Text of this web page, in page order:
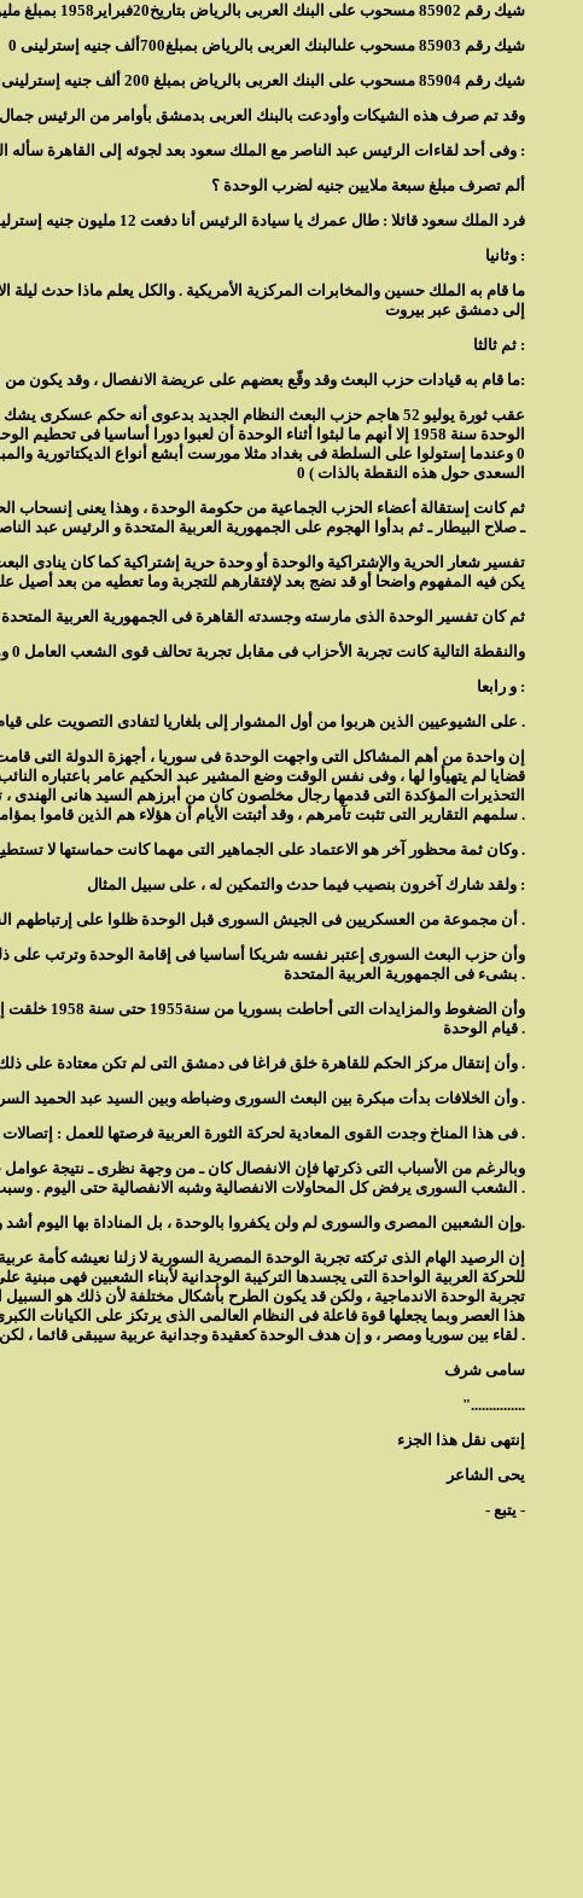
شيك رقم 85902 مسحوب على البنك العربى بالرياض بتاريخ20فبراير1958 بمبلغ مليون جنيه إسترلينى
شيك رقم 85903 مسحوب علىالبنك العربى بالرياض بمبلغ700ألف جنيه إسترلينى 0
شيك رقم 85904 مسحوب على البنك العربى بالرياض بمبلغ 200 ألف جنيه إسترلينى 0
وقد تم صرف هذه الشيكات وأودعت بالبنك العربى بدمشق بأوامر من الرئيس جمال
وفى أحد لقاءات الرئيس عبد الناصر مع الملك سعود بعد لجوئه إلى القاهرة سأله الرئيس :
ألم تصرف مبلغ سبعة ملايين جنيه لضرب الوحدة ؟
فرد الملك سعود قائلا : طال عمرك يا سيادة الرئيس أنا دفعت 12 مليون جنيه إسترلينى لإثارة الإنفصال بين سوريا ومصر 0
وثانيا :
ما قام به الملك حسين والمخابرات المركزية الأمريكية . والكل يعلم ماذا حدث
إلى دمشق عبر بيروت
ثم ثالثا :
ما قام به قيادات حزب البعث وقد وقّع بعضهم على عريضة الانفصال ، وقد يكون من المفيد ولتنشيط الذاكرة أن أضع السطور التالية تحت أنظار القارىء الكريم لمجرد إلقاء ضوء كاشف على رؤيتهم لثورة يوليو:
عقب ثورة يوليو 52 هاجم حزب البعث النظام الجديد بدعوى أنه حكم
الوحدة سنة 1958 إلا أنهم ما لبثوا أثناء الوحدة أن لعبوا دورا
0 وعندما إستولوا على السلطة فى بغداد مثلا مورست أبشع أنواع الديكتاتورية
السعدى حول هذه النقطة بالذات ) 0
ثم كانت إستقالة أعضاء الحزب الجماعية من حكومة الوحدة ، وهذا يعنى إنسحاب
ـ صلاح البيطار ـ ثم بدأوا الهجوم على الجمهورية العربية المتحدة و الرئيس عبد
يكن فيه المفهوم واضحا أو قد نضج بعد لإفتقارهم للتجربة وما تعطيه من بعد أصيل على
ثم كان تفسير الوحدة الذى مارسته وجسدته القاهرة فى الجمهورية العربية
والنقطة التالية كانت تجربة الأحزاب فى مقابل تجربة تحالف قوى الشعب العامل 0 ومناداة البعث بتعدد الأحزاب تحت شعار \" الحزب القائد \" ـ البعث ـ ثم حينما يتمكن من السلطة يتخذ شعار آخر \" الحزب الواحد \" 0
و رابعا :
على الشيوعيين الذين هربوا من أول المشوار إلى بلغاريا لتفادى التصويت على قيام الوحدة فى المجلس النيابى السورى .
إن واحدة من أهم المشاكل التى واجهت الوحدة فى سوريا ، أجهزة الدولة التى
قضايا لم يتهيأوا لها ، وفى نفس الوقت وضع المشير عبد الحكيم عامر باعتباره
التحذيرات المؤكدة التى قدمها رجال مخلصون كان من أبرزهم السيد هانى
سلمهم التقارير التى تثبت تآمرهم ، وقد أثبتت الأيام أن هؤلاء هم الذين قاموا بمؤامرة الانفصال .
وكان ثمة محظور آخر هو الاعتماد على الجماهير التى مهما كانت حماستها لا تستطيع أن تفعل شيئا أمام قوة السلاح ـ الدبابة ـ كما أن هناك فترات من التاريخ يحدث فيها أن تتمكن قلة من المغامرين من أن تجر وراءها كتلا من الغافلين .
ولقد شارك آخرون بنصيب فيما حدث والتمكين له ، على سبيل المثال :
أن مجموعة من العسكريين فى الجيش السورى قبل الوحدة ظلوا على إرتباطهم السابق بأحلامهم الشحصية والإرتباطات الحزبية والإجتماعية .
وأن حزب البعث السورى إعتبر نفسه شريكا أساسيا فى إقامة الوحدة وترتب على
بشىء فى الجمهورية العربية المتحدة .
وأن
قيام الوحدة .
وأن إنتقال مركز الحكم للقاهرة خلق فراغا فى دمشق التى لم تكن معتادة على ذلك الوضع .
وأن الخلافات بدأت مبكرة بين البعث السورى وضباطه وبين السيد عبد الحميد السراج وكتلته وكذلك بين البعث والكتل القومية والوحدوية الأخرى .
فى هذا المناخ وجدت القوى المعادية لحركة الثورة العربية فرصتها للعمل : إتصالات ، تحركات ، ترتيبات أموال ، خطط ، تتحين كلها الفرص للإنقضاض على الوحدة .
وبالرغم من الأسباب التى ذكرتها فإن الانفصال كان ـ من وجهة نظرى ـ نتيجة
الشعب السورى يرفض كل المحاولات الانفصالية وشبه الانفصالية حتى اليوم . وسبب آخر هو انه بمجرد قيام الوحدة سقط النظام العميل فى العراق هذا النظام الذى سبق وقام بتحريض بريطانيا على غزو مصر سنة 1956 .
وإن الشعبين المصرى والسورى لم ولن يكفروا بالوحدة ، بل المناداة بها اليوم أشد وأحوج من أجل الثبات فى وجه قوى الاستعمار الجديد المتمثل فى الولايات المتحدة الأمريكية وربيبتها الكيان العنصرى إسرائيل.
إن الرصيد الهام الذى تركته تجربة الوحدة المصرية السورية لا زلنا نعيشه
للحركة العربية الواحدة التى يجسدها التركيبة الوجدانية لأبناء الشعبين
تجربة الوحدة الاندماجية ، ولكن قد يكون الطرح بأشكال مختلفة لأن ذلك هو
هذا العصر وبما يجعلها قوة فاعلة فى النظام العالمى الذى يرتكز على الكيانات
لقاء بين سوريا ومصر ، و إن هدف الوحدة كعقيدة وجدانية عربية سيبقى قائما ، لكن آليات تحقيقها يمكن أن تتغير نتيجة للتطورات والمتغيرات التى طرأت على الحركة الكونية .
سامى شرف
..............."
إنتهى نقل هذا الجزء
يحى الشاعر
- يتبع -